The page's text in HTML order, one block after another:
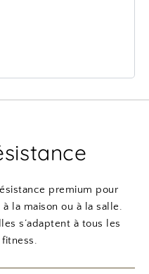
premium pour
la maison ou à la salle.
s’adaptent à tous les